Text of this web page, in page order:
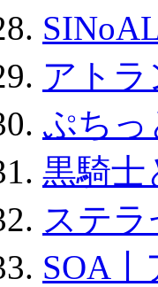
アト
ぷちっ
黒騎士
ステ
SOA